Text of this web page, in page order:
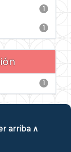
1
1
1
arriba ∧